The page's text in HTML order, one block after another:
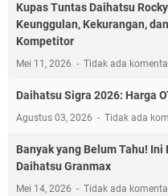
Kupas Tuntas Daihatsu
Keunggulan, Kekurangan,
Kompetitor
Mei 11, 2026 Tidak ada
Daihatsu Sigra 2026: Harga
Agustus 03, 2026 Tidak ada
Banyak yang Belum Tahu!
Daihatsu Granmax
Mei 14, 2026 Tidak ada